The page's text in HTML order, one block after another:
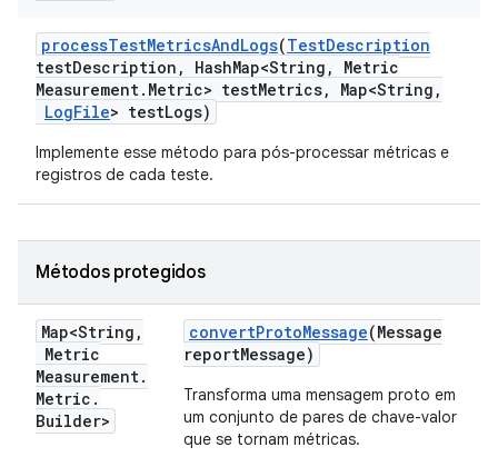
processTestMetricsAndLogs(TestDescription
testDescription , HashMap<String ,
Metric
Measurement. Metric> testMetrics, Map<String ,
LogFile> testLogs)
Implemente esse método para pós-processar métricas e
registros de cada teste.
Métodos protegidos
Map<String ,
Metric
Measurement.
Metric .
Builder>
convertProtoMessage(Message
reportMessage)
Transforma uma mensagem proto em
um conjunto de pares de chave-valor
que se tornam métricas.